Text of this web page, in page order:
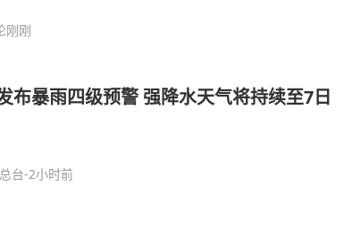
刚刚
布暴雨四级预警 强降水天气将持续至7日
台-2小时前